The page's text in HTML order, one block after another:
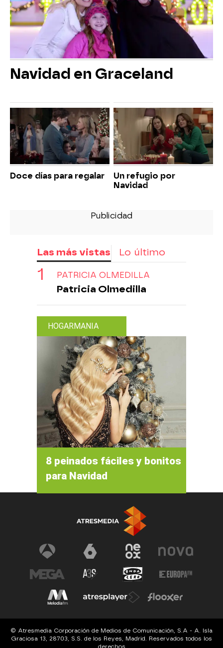
Navidad en Graceland
Doce días para regalar
Un refugio por
Navidad
Las más vistas Lo último
PATRICIA OLMEDILLA
Patricia Olmedilla
HOGARMANIA
8 peinados fáciles y bonitos
para Navidad
© Atresmedia Corporación de Medios de Comunicación, S.A - A. Isla
Graciosa 13, 28703, S.S. de los Reyes, Madrid. Reservados todos los
derechos